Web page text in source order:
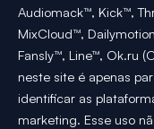
Audiomack™, Kick™,
MixCloud™,
Fansly™, Line™, Ok.ru
neste site é apenas
identificar as
marketing. Esse uso